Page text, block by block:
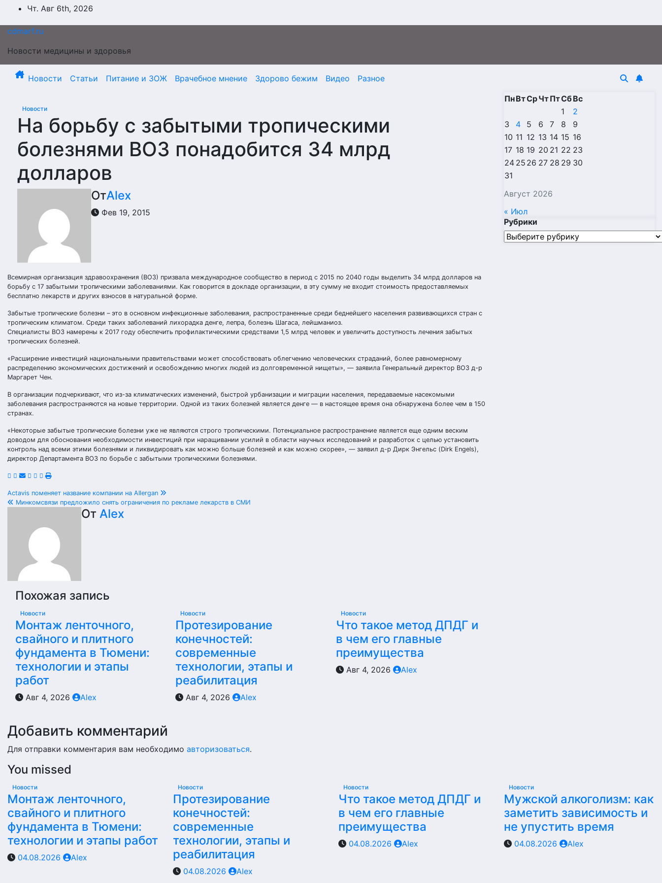
Перейти
содержимому
Чт. Авг 6th, 2026
cdmarf.ru
Новости медицины и здоровья
Новости Статьи Питание и ЗОЖ Врачебное мнение Здорово бежим Видео Разное
Новости
На борьбу с забытыми тропическими
болезнями ВОЗ понадобится 34 млрд
долларов
ОтAlex
Фев 19, 2015
Всемирная организация здравоохранения (ВОЗ) призвала международное сообщество в период с 2015 по 2040 годы выделить 34 млрд долларов на
борьбу с 17 забытыми тропическими заболеваниями. Как говорится в докладе организации, в эту сумму не входит стоимость предоставляемых
бесплатно лекарств и других взносов в натуральной форме.
Забытые тропические болезни – это в основном инфекционные заболевания, распространенные среди беднейшего населения развивающихся стран с
тропическим климатом. Среди таких заболеваний лихорадка денге, лепра, болезнь Шагаса, лейшманиоз.
Специалисты ВОЗ намерены к 2017 году обеспечить профилактическими средствами 1,5 млрд человек и увеличить доступность лечения забытых
тропических болезней.
«Расширение инвестиций национальными правительствами может способствовать облегчению человеческих страданий, более равномерному
распределению экономических достижений и освобождению многих людей из долговременной нищеты», — заявила Генеральный директор ВОЗ д-р
Маргарет Чен.
В организации подчеркивают, что из-за климатических изменений, быстрой урбанизации и миграции населения, передаваемые насекомыми
заболевания распространяются на новые территории. Одной из таких болезней является денге — в настоящее время она обнаружена более чем в 150
странах.
«Некоторые забытые тропические болезни уже не являются строго тропическими. Потенциальное распространение является еще одним веским
доводом для обоснования необходимости инвестиций при наращивании усилий в области научных исследований и разработок с целью установить
контроль над всеми этими болезнями и ликвидировать как можно больше болезней и как можно скорее», — заявил д-р Дирк Энгельс (Dirk Engels),
директор Департамента ВОЗ по борьбе с забытыми тропическими болезнями.
Навигация
записям
Actavis поменяет название компании на Allergan
Минкомсвязи предложило снять ограничения по рекламе лекарств в СМИ
От Alex
Похожая запись
Новости
Монтаж ленточного,
свайного и плитного
фундамента в Тюмени:
технологии и этапы
работ
Авг 4, 2026 Alex
Новости
Протезирование
конечностей:
современные
технологии, этапы и
реабилитация
Авг 4, 2026 Alex
Новости
Что такое метод ДПДГ и
в чем его главные
преимущества
Авг 4, 2026 Alex
Добавить комментарий
Для отправки комментария вам необходимо авторизоваться.
Август 2026
ПнВтСрЧтПтСбВс
1
2
3
4 5 6 7 8
9
10 11 12 13 14 15 16
17 18 19 20 21 22 23
24 25 26 27 28 29 30
31
« Июл
Рубрики
Рубрики
You missed
Новости
Монтаж ленточного,
свайного и плитного
фундамента в Тюмени:
технологии и этапы работ
04.08.2026 Alex
Новости
Протезирование
конечностей:
современные
технологии, этапы и
реабилитация
04.08.2026 Alex
Новости
Что такое метод ДПДГ и
в чем его главные
преимущества
04.08.2026 Alex
Новости
Мужской алкоголизм: как
заметить зависимость и
не упустить время
04.08.2026 Alex